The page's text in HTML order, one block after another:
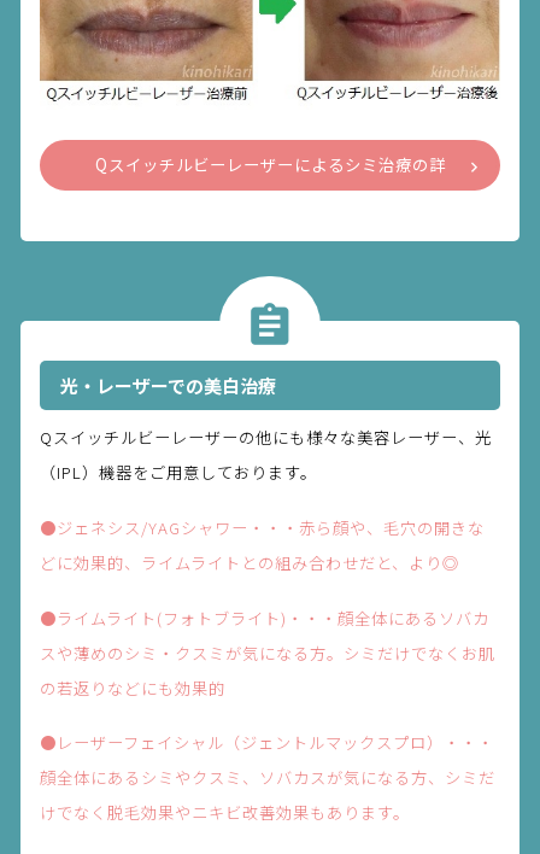
Qスイッチルビーレーザーによるシミ治療の詳
細を見る
光・レーザーでの美白治療
Qスイッチルビーレーザーの他にも様々な美容レーザー、光
（IPL）機器をご用意しております。
●ジェネシス/YAGシャワー・・・赤ら顔や、毛穴の開きな
どに効果的、ライムライトとの組み合わせだと、より◎
●ライムライト(フォトブライト)・・・顔全体にあるソバカ
スや薄めのシミ・クスミが気になる方。シミだけでなくお肌
の若返りなどにも効果的
●レーザーフェイシャル（ジェントルマックスプロ）・・・
顔全体にあるシミやクスミ、ソバカスが気になる方、シミだ
けでなく脱毛効果やニキビ改善効果もあります。